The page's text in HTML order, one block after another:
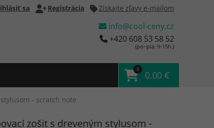
sa Registrácia Získajte zľavy e-mailom
info@cool-ceny.cz
+420 608 53 58 52
(po–pia: 9-15h.)
0
0.00 €
- scratch note
zošit s dreveným stylusom -